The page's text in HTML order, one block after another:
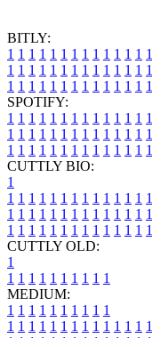
BITLY:
1 1 1 1 1 1 1 1 1 1 1 1 1 1
1 1 1 1 1 1 1 1 1 1 1 1 1 1
1 1 1 1 1 1 1 1 1 1 1 1 1 1
SPOTIFY:
1 1 1 1 1 1 1 1 1 1 1 1 1 1
1 1 1 1 1 1 1 1 1 1 1 1 1 1
1 1 1 1 1 1 1 1 1 1 1 1 1 1
CUTTLY BIO:
1
1 1 1 1 1 1 1 1 1 1 1 1 1 1
1 1 1 1 1 1 1 1 1 1 1 1 1 1
1 1 1 1 1 1 1 1 1 1 1 1 1 1
CUTTLY OLD:
1
1 1 1 1 1 1 1 1 1 1
MEDIUM:
1 1 1 1 1 1 1 1 1 1
1 1 1 1 1 1 1 1 1 1 1 1 1 1